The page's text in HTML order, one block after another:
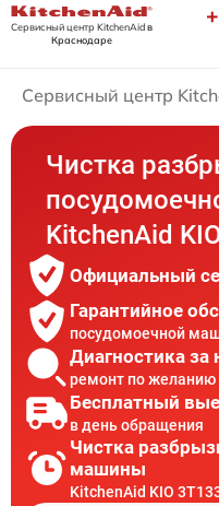
Сервисный центр KitchenAidв
Краснодаре
Сервисный центр
Чистка
KitchenAid
Официальный
Гарантийное
посудомоечной
Диагностика за
ремонт по желанию
Бесплатный
в день обращения
Чистка
машины
KitchenAid KIO